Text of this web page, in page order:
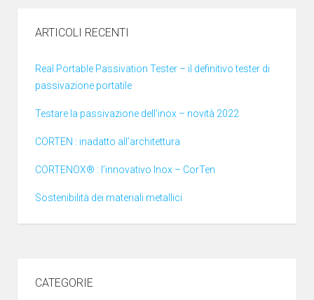
ARTICOLI RECENTI
Real Portable Passivation Tester – il definitivo tester di
passivazione portatile
Testare la passivazione dell’inox – novità 2022
CORTEN : inadatto all’architettura
CORTENOX® : l’innovativo Inox – CorTen
Sostenibilità dei materiali metallici
CATEGORIE